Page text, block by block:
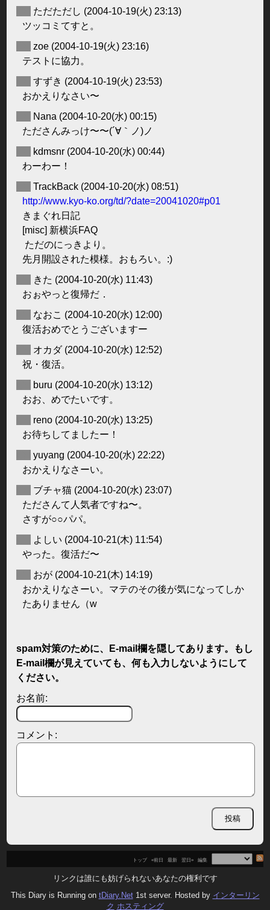
ただただし (2004-10-19(火) 23:13)
ツッコミてすと。
zoe (2004-10-19(火) 23:16)
テストに協力。
すずき (2004-10-19(火) 23:53)
おかえりなさい〜
Nana (2004-10-20(水) 00:15)
たださんみっけ〜〜(´∀｀ノ)ノ
kdmsnr (2004-10-20(水) 00:44)
わーわー！
TrackBack (2004-10-20(水) 08:51)
http://www.kyo-ko.org/td/?date=20041020#p01
きまぐれ日記
[misc] 新横浜FAQ
ただのにっきより。
先月開設された模様。おもろい。:)
きた (2004-10-20(水) 11:43)
おぉやっと復帰だ．
なおこ (2004-10-20(水) 12:00)
復活おめでとうございますー
オカダ (2004-10-20(水) 12:52)
祝・復活。
buru (2004-10-20(水) 13:12)
おお、めでたいです。
reno (2004-10-20(水) 13:25)
お待ちしてましたー！
yuyang (2004-10-20(水) 22:22)
おかえりなさーい。
ブチャ猫 (2004-10-20(水) 23:07)
たださんて人気者ですね〜。
さすが○○パパ。
よしい (2004-10-21(木) 11:54)
やった。復活だ〜
おが (2004-10-21(木) 14:19)
おかえりなさーい。マテのその後が気になってしか
たありません（w
spam対策のために、E-mail欄を隠してあります。もし
E-mail欄が見えていても、何も入力しないようにして
ください。
お名前:
コメント:
トップ «前日 最新 翌日» 編集
リンクは誰にも妨げられないあなたの権利です
This Diary is Running on tDiary.Net1st server. Hosted by インターリン
ク ホスティング